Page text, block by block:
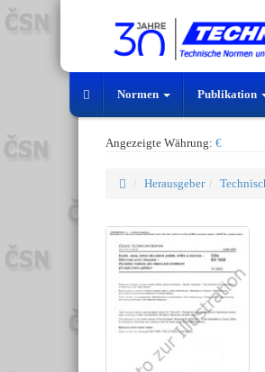
Normen Publikation
Angezeigte Währung: €
Herausgeber